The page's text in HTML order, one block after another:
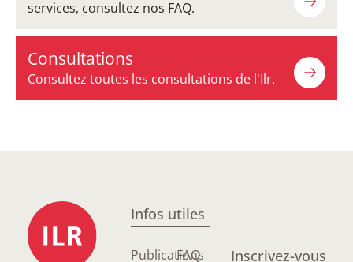
services, consultez nos FAQ.
Consultations
Consultez toutes les consultations de l'Ilr.
Infos utiles
Publications
FAQ Inscrivez-vous